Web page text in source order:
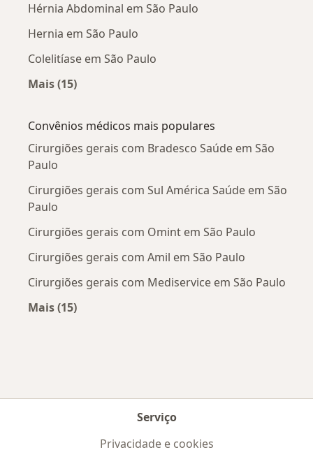
Hérnia Abdominal em São Paulo
Hernia em São Paulo
Colelitíase em São Paulo
Mais (15)
Convênios médicos mais populares
Cirurgiões gerais com Bradesco Saúde em São
Paulo
Cirurgiões gerais com Sul América Saúde em São
Paulo
Cirurgiões gerais com Omint em São Paulo
Cirurgiões gerais com Amil em São Paulo
Cirurgiões gerais com Mediservice em São Paulo
Mais (15)
Serviço
Privacidade e cookies